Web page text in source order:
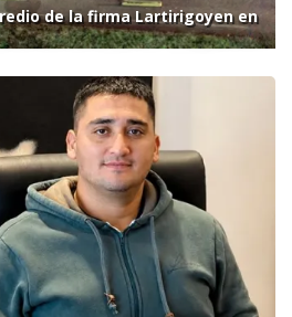
de la firma Lartirigoyen en